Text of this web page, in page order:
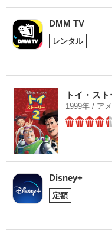
DMM TV
レンタル
トイ・ス
1999年 / ア
Disney+
定額